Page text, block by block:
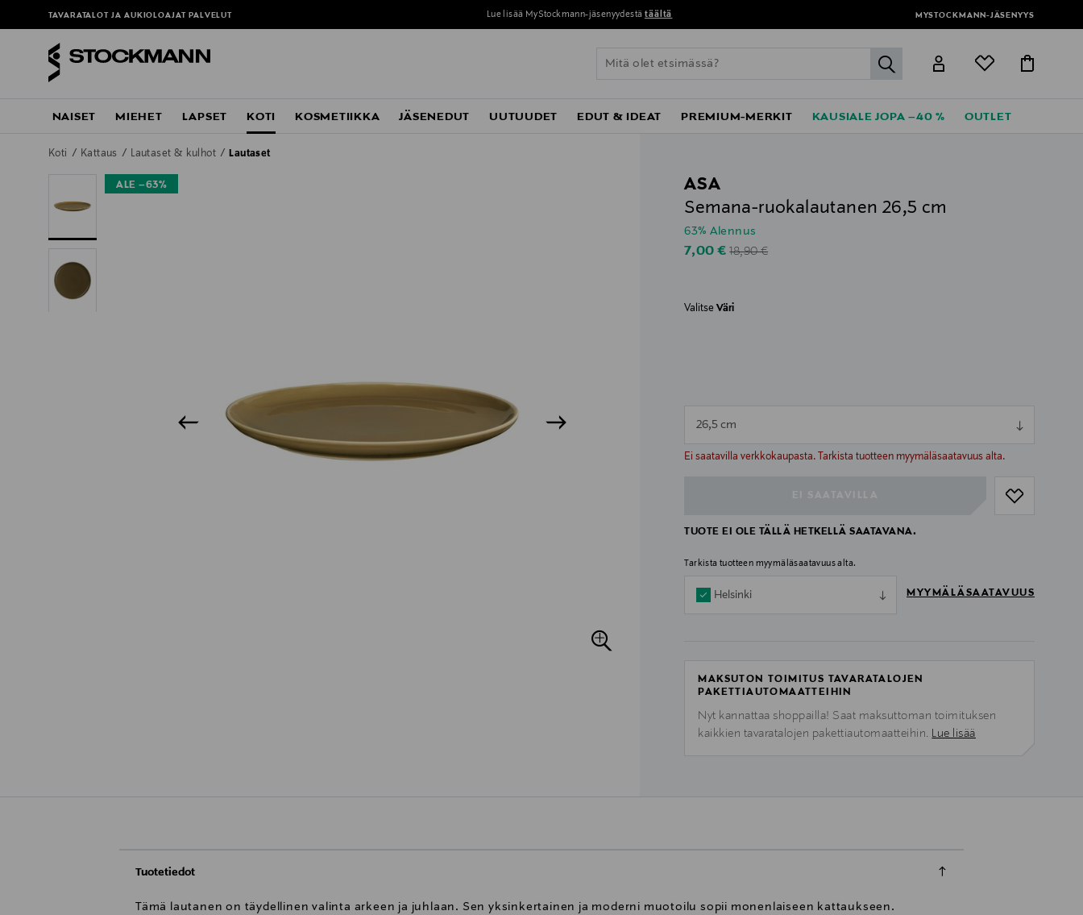
TAVARATALOT JA AUKIOLOAJAT PALVELUT Lue lisää MyStockmann-jäsenyydestä täältä MYSTOCKMANN-JÄSENYYS
label.header.go
NAISET MIEHET LAPSET KOTI KOSMETIIKKA JÄSENEDUT UUTUUDET EDUT & IDEAT PREMIUM-MERKIT KAUSIALE JOPA –40 % OUTLET
Koti Kattaus Lautaset & kulhot Lautaset
ALE –63%
ASA
Semana-ruokalautanen 26,5 cm
63% Alennus
Discounted Price
7,00 €Original Price
18,90 €
ValitseVäri
26,5 cm
Ei saatavilla verkkokaupasta. Tarkista tuotteen myymäläsaatavuus alta.
null
TUOTE EI OLE TÄLLÄ HETKELLÄ SAATAVANA.
Tarkista tuotteen myymäläsaatavuus alta.
Helsinki MYYMÄLÄSAATAVUUS
MAKSUTON TOIMITUS TAVARATALOJEN
PAKETTIAUTOMAATTEIHIN
Nyt kannattaa shoppailla! Saat maksuttoman toimituksen
kaikkien tavaratalojen pakettiautomaatteihin. Lue lisää
Tuotetiedot
Tämä lautanen on täydellinen valinta arkeen ja juhlaan. Sen yksinkertainen ja moderni muotoilu sopii monenlaiseen kattaukseen.